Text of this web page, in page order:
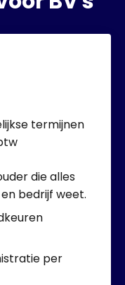
termijnen
die alles
bedrijf weet.
per